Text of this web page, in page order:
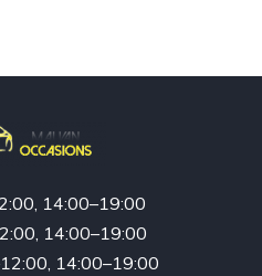
14:00–19:00
14:00–19:00
14:00–19:00